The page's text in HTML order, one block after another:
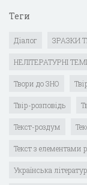
Теги
Діалог ЗРАЗКИ
НЕЛІТЕРАТУРНІ
Твори до ЗНО
Твір-розповідь
Текст-роздум
Текст з елементами
Українська